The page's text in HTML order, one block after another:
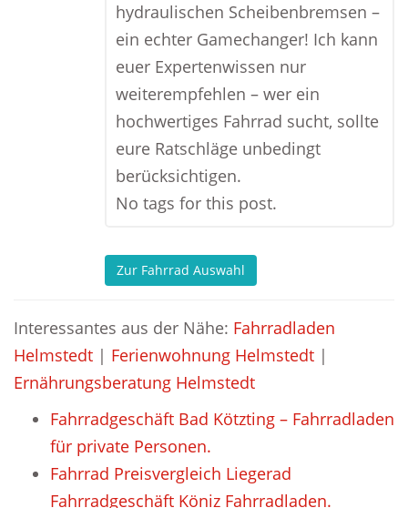
hydraulischen Scheibenbremsen –
ein echter Gamechanger! Ich kann
euer Expertenwissen nur
weiterempfehlen – wer ein
hochwertiges Fahrrad sucht, sollte
eure Ratschläge unbedingt
berücksichtigen.
No tags for this post.
Zur Fahrrad Auswahl
Interessantes aus der Nähe: Fahrradladen
Helmstedt | Ferienwohnung Helmstedt |
Ernährungsberatung Helmstedt
Fahrradgeschäft Bad Kötzting – Fahrradladen
für private Personen.
Fahrrad Preisvergleich Liegerad
Fahrradgeschäft Köniz Fahrradladen.